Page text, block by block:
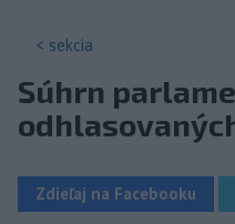
< sekcia
Súhrn
Zdieľaj na Facebooku